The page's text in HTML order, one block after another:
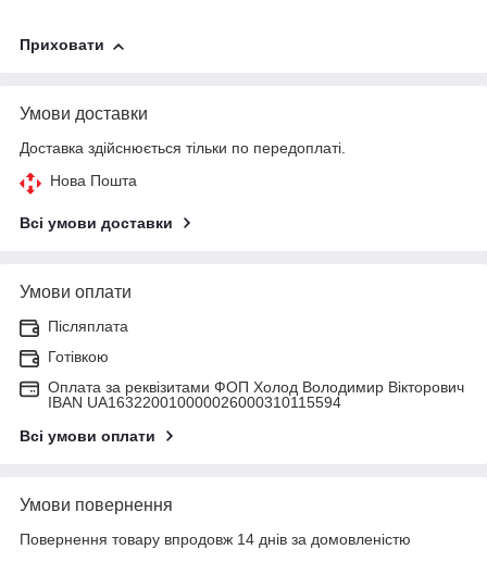
Приховати
Умови доставки
Доставка здійснюється тільки по передоплаті.
Нова Пошта
Всі умови доставки
Умови оплати
Післяплата
Готівкою
Оплата за реквізитами ФОП Холод Володимир Вікторович
IBAN UA163220010000026000310115594
Всі умови оплати
Умови повернення
Повернення товару впродовж 14 днів за домовленістю